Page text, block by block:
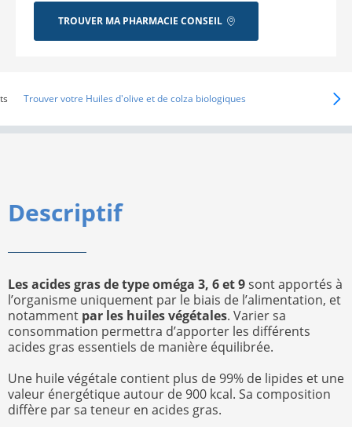
TROUVER MA PHARMACIE CONSEIL
Trouver votre Huiles d'olive et de colza biologiques
Descriptif
Les acides gras de type oméga 3, 6 et 9sont apportés à
l’organisme uniquement par le biais de l’alimentation, et
notamment par les huiles végétales. Varier sa
consommation permettra d’apporter les différents
acides gras essentiels de manière équilibrée.
Une huile végétale contient plus de 99% de lipides et une
valeur énergétique autour de 900 kcal. Sa composition
diffère par sa teneur en acides gras.